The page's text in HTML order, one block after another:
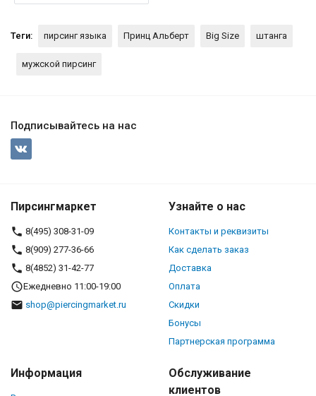
Теги: пирсинг языка Принц Альберт Big Size штанга
мужской пирсинг
Подписывайтесь на нас
Пирсингмаркет
8(495) 308-31-09
8(909) 277-36-66
8(4852) 31-42-77
Ежедневно 11:00-19:00
shop@piercingmarket.ru
Узнайте о нас
Контакты и реквизиты
Как сделать заказ
Доставка
Оплата
Скидки
Бонусы
Партнерская программа
Информация
Обслуживание
клиентов